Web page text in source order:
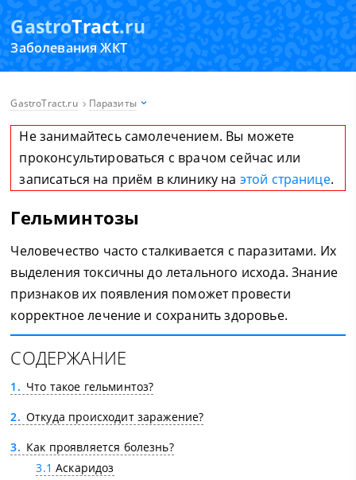
GastroTract.ru
Заболевания ЖКТ
GastroTract.ru Паразиты
Не занимайтесь самолечением. Вы можете
проконсультироваться с врачом сейчас или
записаться на приём в клинику на этой странице.
Гельминтозы
Человечество часто сталкивается с паразитами. Их
выделения токсичны до летального исхода. Знание
признаков их появления поможет провести
корректное лечение и сохранить здоровье.
СОДЕРЖАНИЕ
1
Что такое гельминтоз?
2
Откуда происходит заражение?
3
Как проявляется болезнь?
3.1 Аскаридоз